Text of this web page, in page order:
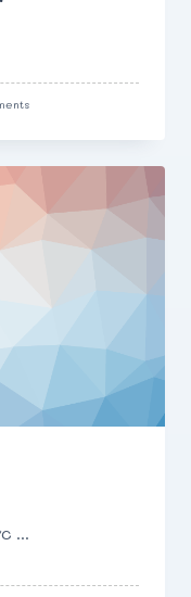
On
Phương
Shichida
...